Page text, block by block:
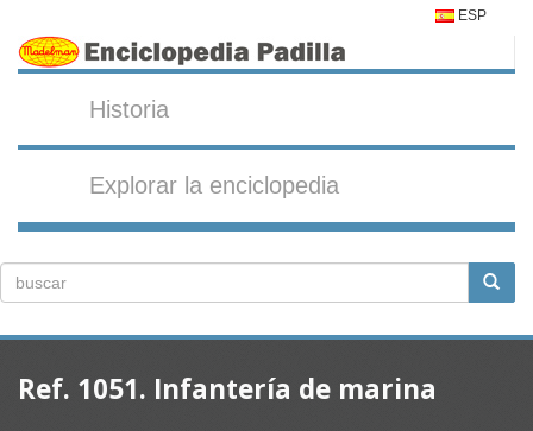
ESP
Historia
Explorar la enciclopedia
Ref. 1051. Infantería de marina